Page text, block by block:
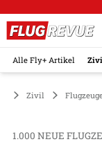
Alle Fly+ Artikel
Zivil
1.000 NEUE